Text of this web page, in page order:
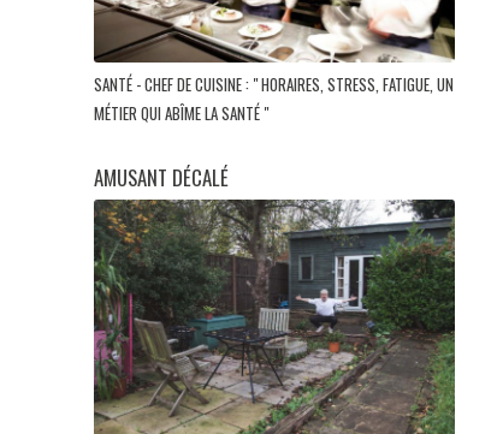
SANTÉ - CHEF DE CUISINE : " HORAIRES, STRESS, FATIGUE, UN
MÉTIER QUI ABÎME LA SANTÉ "
AMUSANT DÉCALÉ